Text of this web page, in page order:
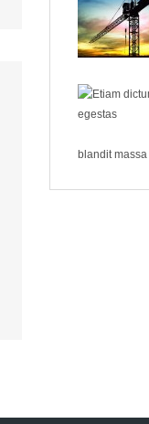
blandit massa